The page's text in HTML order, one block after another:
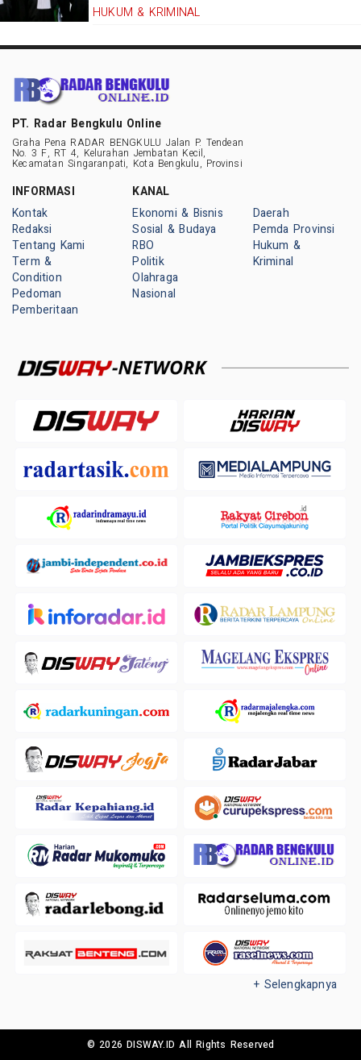
HUKUM & KRIMINAL
PT. Radar Bengkulu Online
Graha Pena RADAR BENGKULU Jalan P. Tendean
No. 3 F, RT 4, Kelurahan Jembatan Kecil,
Kecamatan Singaranpati, Kota Bengkulu, Provinsi
INFORMASI
Kontak
Redaksi
Tentang Kami
Term &
Condition
Pedoman
Pemberitaan
KANAL
Ekonomi & Bisnis
Sosial & Budaya
RBO
Politik
Olahraga
Nasional
Daerah
Pemda Provinsi
Hukum &
Kriminal
+ Selengkapnya
© 2026 DISWAY.ID All Rights Reserved